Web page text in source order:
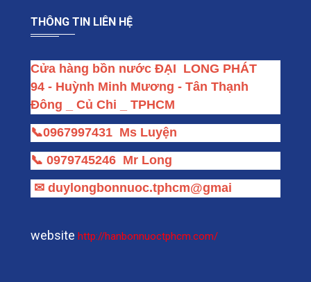
THÔNG TIN LIÊN HỆ
Cửa hàng bồn nước ĐẠI  LONG PHÁT
94 - Huỳnh Minh Mương - Tân Thạnh
Đông _ Củ Chi _ TPHCM
📞0967997431 Ms Luyện
📞 0979745246 Mr Long
✉ duylongbonnuoc.tphcm@gmai
website http://hanbonnuoctphcm.com/